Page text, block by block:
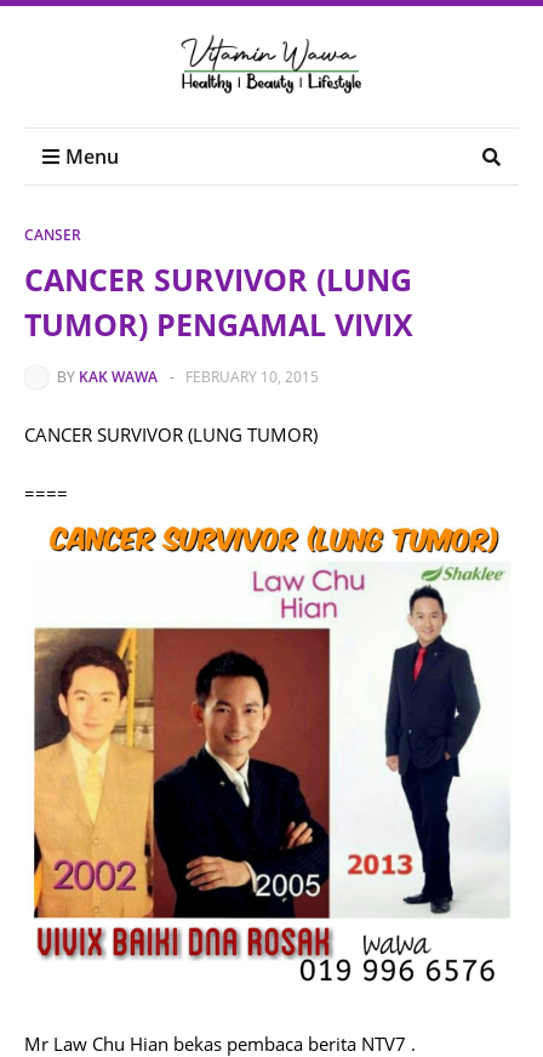
Menu
CANSER
CANCER SURVIVOR (LUNG
TUMOR) PENGAMAL VIVIX
BY KAK WAWA - FEBRUARY 10, 2015
CANCER SURVIVOR (LUNG TUMOR)
====
Mr Law Chu Hian bekas pembaca berita NTV7 .